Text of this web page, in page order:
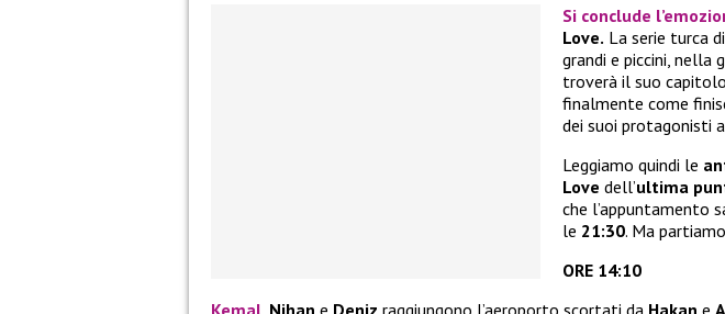
Si conclude
Love. La serie turca di
grandi e piccini, nella
troverà il suo
finalmente come
dei suoi protagonisti
Leggiamo quindi le
Love dell’ultima
che l’appuntamento
le 21:30. Ma
ORE 14:10